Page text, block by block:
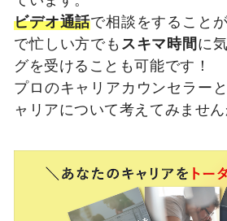
ビデオ通話で相談をすること
で忙しい方でも スキマ時間に
グを受けることも可能です！
プロのキャリアカウンセラー
ャリアについて考えてみません